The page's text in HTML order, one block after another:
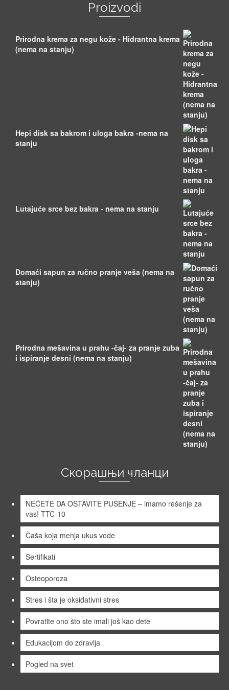
Proizvodi
Prirodna krema za negu kože - Hidrantna krema
(nema na stanju)
Hepi disk sa bakrom i uloga bakra -nema na
stanju
Lutajuće srce bez bakra - nema na stanju
Domaći sapun za ručno pranje veša (nema na
stanju)
Prirodna mešavina u prahu -čaj- za pranje zuba
i ispiranje desni (nema na stanju)
Скорашњи чланци
NEĆETE DA OSTAVITE PUŠENJE – imamo rešenje za
vas! TTC-10
Čaša koja menja ukus vode
Sertifikati
Osteoporoza
Stres i šta je oksidativni stres
Povratite ono što ste imali još kao dete
Edukacijom do zdravlja
Pogled na svet